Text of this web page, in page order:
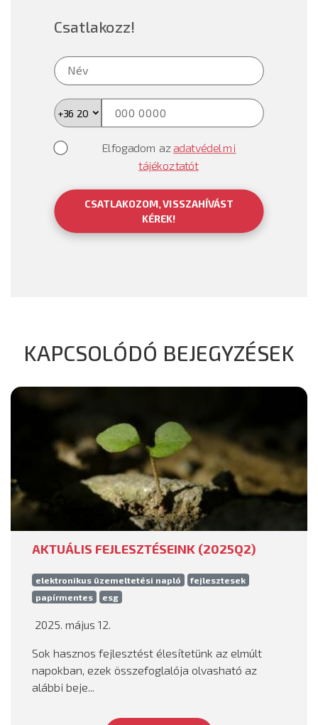
Csatlakozz!
Elfogadom azadatvédelmi
tájékoztatót
CSATLAKOZOM, VISSZAHÍVÁST
KÉREK!
KAPCSOLÓDÓ BEJEGYZÉSEK
AKTUÁLIS FEJLESZTÉSEINK (2025Q2)
elektronikus üzemeltetési napló
fejlesztesek
papírmentes
esg
2025. május 12.
Sok hasznos fejlesztést élesítetünk az elmúlt
napokban, ezek összefoglalója olvasható az
alábbi beje...